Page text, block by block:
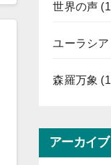
世界の声
ユーラシア
森羅万象
アーカイブ